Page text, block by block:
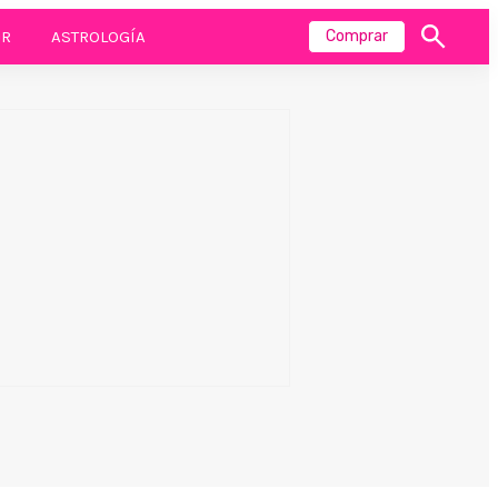
ASTROLOGÍA Comprar
Mostrar